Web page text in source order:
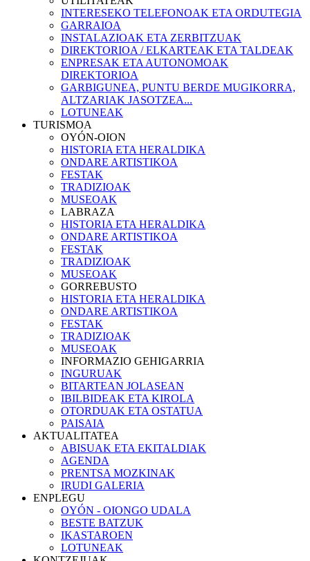
INTERESEKO TELEFONOAK ETA ORDUTEGIA
GARRAIOA
INSTALAZIOAK ETA ZERBITZUAK
DIREKTORIOA / ELKARTEAK ETA TALDEAK
ENPRESAK ETA AUTONOMOAK
DIREKTORIOA
GARBIGUNEA, PUNTU BERDE MUGIKORRA,
ALTZARIAK JASOTZEA...
LOTUNEAK
TURISMOA
OYÓN-OION
HISTORIA ETA HERALDIKA
ONDARE ARTISTIKOA
FESTAK
TRADIZIOAK
MUSEOAK
LABRAZA
HISTORIA ETA HERALDIKA
ONDARE ARTISTIKOA
FESTAK
TRADIZIOAK
MUSEOAK
GORREBUSTO
HISTORIA ETA HERALDIKA
ONDARE ARTISTIKOA
FESTAK
TRADIZIOAK
MUSEOAK
INFORMAZIO GEHIGARRIA
INGURUAK
BITARTEAN JOLASEAN
IBILBIDEAK ETA KIROLA
OTORDUAK ETA OSTATUA
PAISAIA
AKTUALITATEA
ABISUAK ETA EKITALDIAK
AGENDA
PRENTSA MOZKINAK
IRUDI GALERIA
ENPLEGU
OYÓN - OIONGO UDALA
BESTE BATZUK
IKASTAROEN
LOTUNEAK